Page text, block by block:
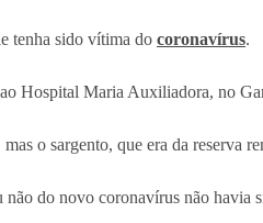
tenha sido vítima do coronavírus.
Hospital Maria Auxiliadora, no
o sargento, que era da reserva
não do novo coronavírus não havia